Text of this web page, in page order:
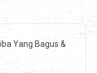
Yang Bagus &